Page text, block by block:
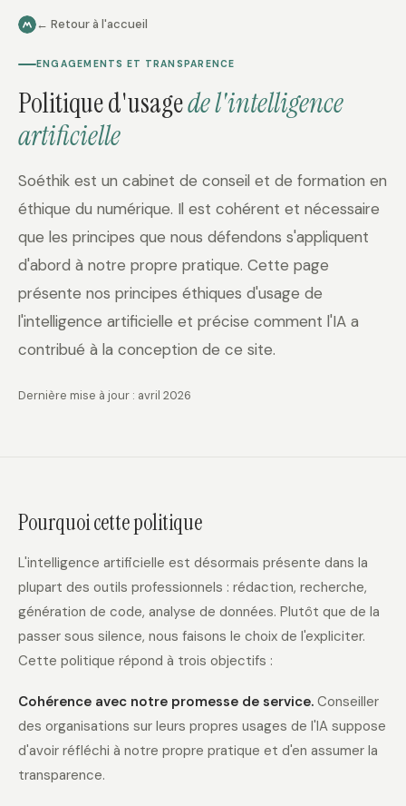
← Retour à l'accueil
ENGAGEMENTS ET TRANSPARENCE
Politique d'usagede l'intelligence
artificielle
Soéthik est un cabinet de conseil et de formation en
éthique du numérique. Il est cohérent et nécessaire
que les principes que nous défendons s'appliquent
d'abord à notre propre pratique. Cette page
présente nos principes éthiques d'usage de
l'intelligence artificielle et précise comment l'IA a
contribué à la conception de ce site.
Dernière mise à jour : avril 2026
Pourquoi cette politique
L'intelligence artificielle est désormais présente dans la
plupart des outils professionnels : rédaction, recherche,
génération de code, analyse de données. Plutôt que de la
passer sous silence, nous faisons le choix de l'expliciter.
Cette politique répond à trois objectifs :
Cohérence avec notre promesse de service. Conseiller
des organisations sur leurs propres usages de l'IA suppose
d'avoir réfléchi à notre propre pratique et d'en assumer la
transparence.